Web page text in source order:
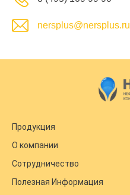
nersplus@nersplus.ru
Продукция
О компании
Сотрудничество
Полезная Информация